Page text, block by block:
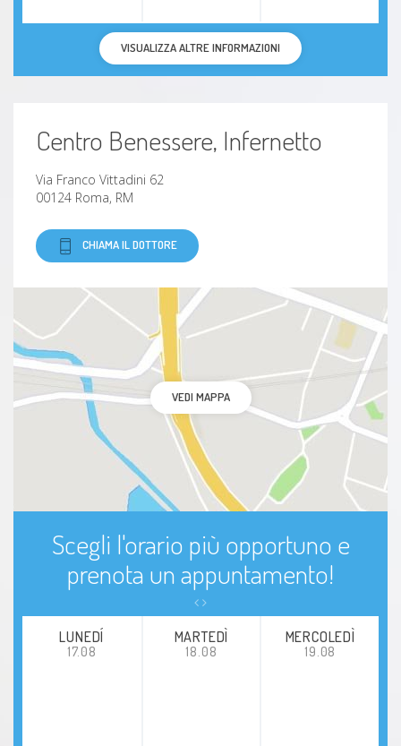
VISUALIZZA ALTRE INFORMAZIONI
Centro Benessere, Infernetto
Via Franco Vittadini 62
00124 Roma, RM
CHIAMA IL DOTTORE
VEDI MAPPA
Scegli l'orario più opportuno e
prenota un appuntamento!
LUNEDÍ
17.08
MARTEDÌ
18.08
MERCOLEDÌ
19.08